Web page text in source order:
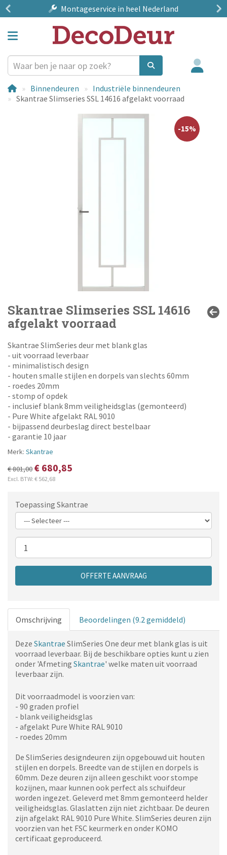
Montageservice in heel Nederland
Binnendeuren
Industriële binnendeuren
Skantrae Slimseries SSL 14616 afgelakt voorraad
-15%
Skantrae Slimseries SSL 14616
afgelakt voorraad
Skantrae SlimSeries deur met blank glas
- uit voorraad leverbaar
- minimalistisch design
- houten smalle stijlen en dorpels van slechts 60mm
- roedes 20mm
- stomp of opdek
- inclusief blank 8mm veiligheidsglas (gemonteerd)
- Pure White afgelakt RAL 9010
- bijpassend deurbeslag direct bestelbaar
- garantie 10 jaar
Merk: Skantrae
€ 801,00 € 680,85
Excl. BTW: € 562,68
Toepassing Skantrae
Aantal
OFFERTE AANVRAAG
Omschrijving Beoordelingen (9.2 gemiddeld)
Deze Skantrae SlimSeries One deur met blank glas is uit
voorraad leverbaar. Bij de beschikbare opties kunt u zien
onder 'Afmeting Skantrae' welke maten uit voorraad
leverbaar zijn.
Dit voorraadmodel is voorzien van:
- 90 graden profiel
- blank veiligheidsglas
- afgelakt Pure White RAL 9010
- roedes 20mm
De SlimSeries designdeuren zijn opgebouwd uit houten
stijlen en dorpels. Breedte van de stijlen en dorpels is
60mm. Deze deuren zijn alleen geschikt voor stompe
kozijnen, maar kunnen ook perfect als schuifdeur
worden ingezet. Geleverd met 8mm gemonteerd helder
veiligheidsglas. Glaslatten zijn niet zichtbaar. De deuren
zijn afgelakt RAL 9010 Pure White. SlimSeries deuren zijn
voorzien van het FSC keurmerk en onder KOMO
certificaat geproduceerd.